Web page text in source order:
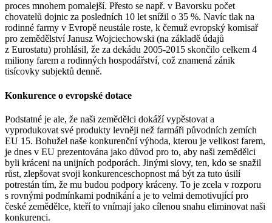
proces mnohem pomalejší. Přesto se např. v Bavorsku počet
chovatelů dojnic za posledních 10 let snížil o 35 %. Navíc tlak na
rodinné farmy v Evropě neustále roste, k čemuž evropský komisař
pro zemědělství Janusz Wojciechowski (na základě údajů
z Eurostatu) prohlásil, že za dekádu 2005-2015 skončilo celkem 4
miliony farem a rodinných hospodářství, což znamená zánik
tisícovky subjektů denně.
Konkurence o evropské dotace
Podstatné je ale, že naši zemědělci dokáží vypěstovat a
vyprodukovat své produkty levněji než farmáři původních zemích
EU 15. Bohužel naše konkurenční výhoda, kterou je velikost farem,
je dnes v EU prezentována jako důvod pro to, aby naši zemědělci
byli kráceni na unijních podporách. Jinými slovy, ten, kdo se snažil
růst, zlepšovat svoji konkurenceschopnost má být za tuto úsilí
potrestán tím, že mu budou podpory kráceny. To je zcela v rozporu
s rovnými podmínkami podnikání a je to velmi demotivující pro
české zemědělce, kteří to vnímají jako cílenou snahu eliminovat naši
konkurenci.